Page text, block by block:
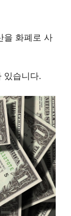
을 화폐로 사
있습니다.